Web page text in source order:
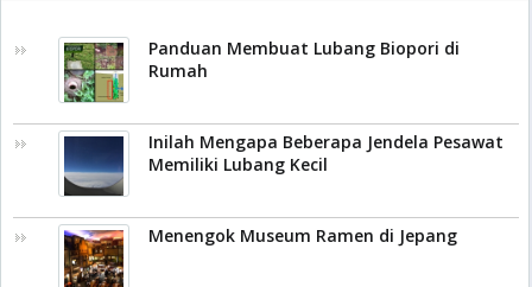
Panduan Membuat Lubang Biopori di
Rumah
Inilah Mengapa Beberapa Jendela Pesawat
Memiliki Lubang Kecil
Menengok Museum Ramen di Jepang